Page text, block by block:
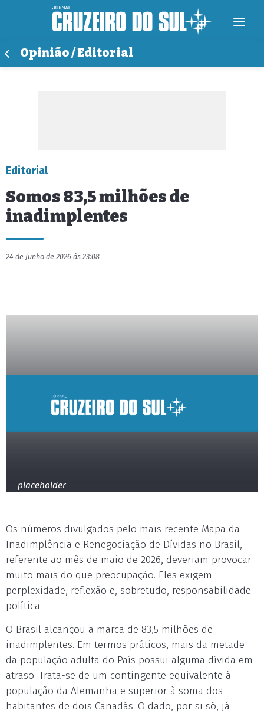
Opinião / Editorial
Editorial
Somos 83,5 milhões de
inadimplentes
24 de Junho de 2026 às 23:08
placeholder
Os números divulgados pelo mais recente Mapa da
Inadimplência e Renegociação de Dívidas no Brasil,
referente ao mês de maio de 2026, deveriam provocar
muito mais do que preocupação. Eles exigem
perplexidade, reflexão e, sobretudo, responsabilidade
política.
O Brasil alcançou a marca de 83,5 milhões de
inadimplentes. Em termos práticos, mais da metade
da população adulta do País possui alguma dívida em
atraso. Trata-se de um contingente equivalente à
população da Alemanha e superior à soma dos
habitantes de dois Canadás. O dado, por si só, já